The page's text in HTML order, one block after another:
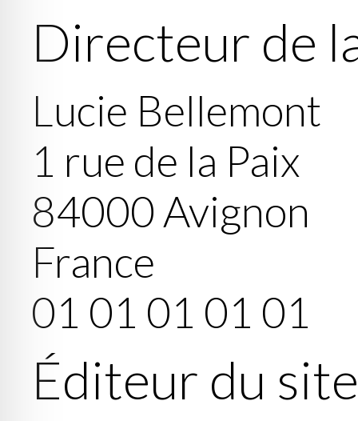
Directeur de
Lucie Bellemont
1 rue de la Paix
84000 Avignon
France
01 01 01 01 01
Éditeur du